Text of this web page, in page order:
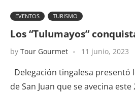
EVENTOS TURISMO
Los “Tulumayos”
by Tour Gourmet 11 junio, 2023
Delegación tingalesa presentó
de San Juan que se avecina